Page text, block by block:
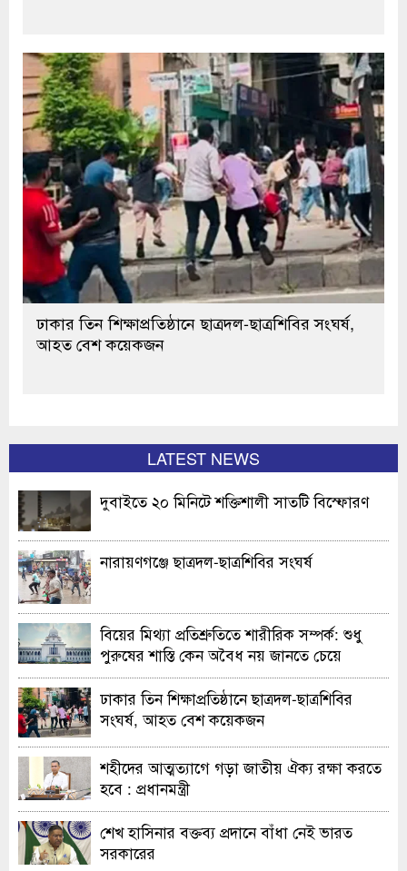
ঢাকার তিন শিক্ষাপ্রতিষ্ঠানে ছাত্রদল-ছাত্রশিবির সংঘর্ষ,
আহত বেশ কয়েকজন
LATEST NEWS
দুবাইতে ২০ মিনিটে শক্তিশালী সাতটি বিস্ফোরণ
নারায়ণগঞ্জে ছাত্রদল-ছাত্রশিবির সংঘর্ষ
বিয়ের মিথ্যা প্রতিশ্রুতিতে শারীরিক সম্পর্ক: শুধু
পুরুষের শাস্তি কেন অবৈধ নয় জানতে চেয়ে
হাইকোর্টের রুল
ঢাকার তিন শিক্ষাপ্রতিষ্ঠানে ছাত্রদল-ছাত্রশিবির
সংঘর্ষ, আহত বেশ কয়েকজন
শহীদের আত্মত্যাগে গড়া জাতীয় ঐক্য রক্ষা করতে
হবে : প্রধানমন্ত্রী
শেখ হাসিনার বক্তব্য প্রদানে বাঁধা নেই ভারত
সরকারের